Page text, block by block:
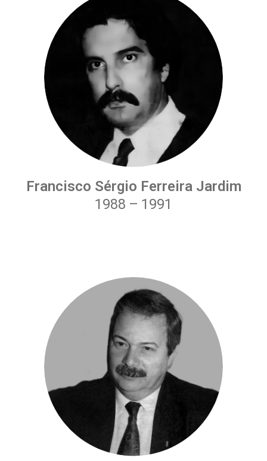
Francisco Sérgio Ferreira Jardim
1988 – 1991